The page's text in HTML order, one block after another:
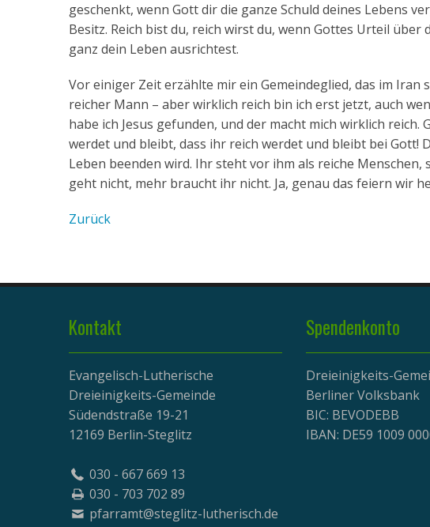
geschenkt, wenn Gott dir die ganze Schuld deines Lebens
Besitz. Reich bist du, reich wirst du, wenn Gottes Urteil
ganz dein Leben ausrichtest.
Vor einiger Zeit erzählte mir ein Gemeindeglied, das im Iran
reicher Mann – aber wirklich reich bin ich erst jetzt, auch
habe ich Jesus gefunden, und der macht mich wirklich
werdet und bleibt, dass ihr reich werdet und bleibt bei Gott!
Leben beenden wird. Ihr steht vor ihm als reiche
geht nicht, mehr braucht ihr nicht. Ja, genau das feiern wir
Zurück
Kontakt
Evangelisch-Lutherische
Dreieinigkeits-Gemeinde
Südendstraße 19-21
12169 Berlin-Steglitz
030 - 667 669 13
030 - 703 702 89
pfarramt@steglitz-lutherisch.de
Spendenkonto
Dreieinigkeits-
Berliner Volksbank
BIC: BEVODEBB
IBAN: DE59 1009